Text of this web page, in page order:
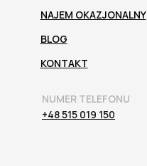
BLOG
NAJEM OKAZJONALNY
KONTAKT
NUMER TELEFONU
+48 515 019 150